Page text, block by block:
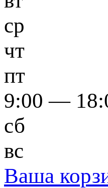
ср
чт
пт
9:00 —
сб
вс
Ваша